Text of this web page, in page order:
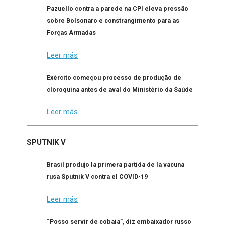
Pazuello contra a parede na CPI eleva pressão
sobre Bolsonaro e constrangimento para as
Forças Armadas
Leer más
Exército começou processo de produção de
cloroquina antes de aval do Ministério da Saúde
Leer más
SPUTNIK V
Brasil produjo la primera partida de la vacuna
rusa Sputnik V contra el COVID-19
Leer más
“Posso servir de cobaia”, diz embaixador russo